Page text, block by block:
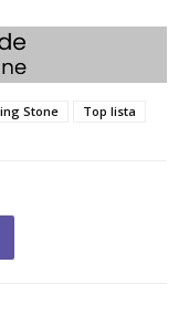
Stone Top lista